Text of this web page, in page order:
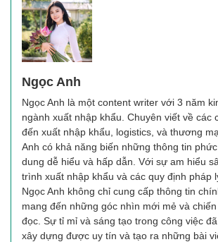
Ngọc Anh
Ngọc Anh là một content writer với 3 năm
ngành xuất nhập khẩu. Chuyên viết về các
đến xuất nhập khẩu, logistics, và thương
Anh có khả năng biến những thông tin
dung dễ hiểu và hấp dẫn. Với sự am hiểu
trình xuất nhập khẩu và các quy định pháp
Ngọc Anh không chỉ cung cấp thông tin
mang đến những góc nhìn mới mẻ và
đọc. Sự tỉ mỉ và sáng tạo trong công việc
xây dựng được uy tín và tạo ra những bài